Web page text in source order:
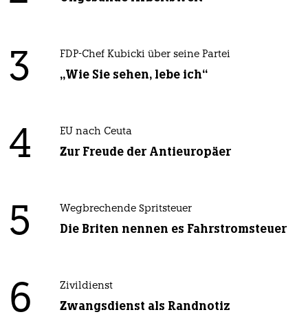
3 FDP-Chef Kubicki über seine Partei
„Wie Sie sehen, lebe ich“
4 EU nach Ceuta
Zur Freude der Antieuropäer
5 Wegbrechende Spritsteuer
Die Briten nennen es Fahrstromsteuer
6 Zivildienst
Zwangsdienst als Randnotiz